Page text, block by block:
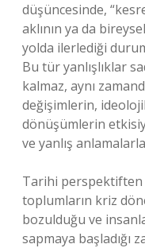
düşüncesinde,
aklının ya da
yolda ilerlediği
Bu tür yanlışlıklar
kalmaz, aynı
değişimlerin,
dönüşümlerin
ve yanlış
Tarihi perspektiften
toplumların kriz
bozulduğu ve
sapmaya başladığı